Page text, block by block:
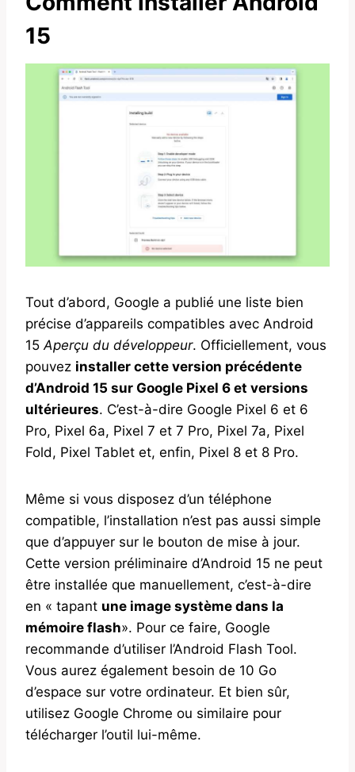
15
Tout d’abord, Google a publié une liste bien
précise d’appareils compatibles avec Android
15 Aperçu du développeur. Officiellement, vous
pouvez installer cette version précédente
d’Android 15 sur Google Pixel 6 et versions
ultérieures. C’est-à-dire Google Pixel 6 et 6
Pro, Pixel 6a, Pixel 7 et 7 Pro, Pixel 7a, Pixel
Fold, Pixel Tablet et, enfin, Pixel 8 et 8 Pro.
Même si vous disposez d’un téléphone
compatible, l’installation n’est pas aussi simple
que d’appuyer sur le bouton de mise à jour.
Cette version préliminaire d’Android 15 ne peut
être installée que manuellement, c’est-à-dire
en « tapant une image système dans la
mémoire flash». Pour ce faire, Google
recommande d’utiliser l’Android Flash Tool.
Vous aurez également besoin de 10 Go
d’espace sur votre ordinateur. Et bien sûr,
utilisez Google Chrome ou similaire pour
télécharger l’outil lui-même.